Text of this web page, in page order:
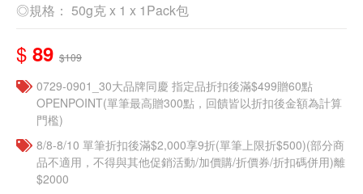
◎規格： 50g克 x 1 x 1Pack包
$ 89 $109
0729-0901_30大品牌同慶 指定品折扣後滿$499贈60點
OPENPOINT(單筆最高贈300點，回饋皆以折扣後金額為計算
門檻)
8/8-8/10 單筆折扣後滿$2,000享9折(單筆上限折$500)(部分商
品不適用，不得與其他促銷活動/加價購/折價券/折扣碼併用)離
$2000